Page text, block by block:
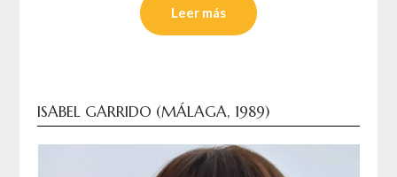
Leer más
ISABEL GARRIDO (MÁLAGA, 1989)